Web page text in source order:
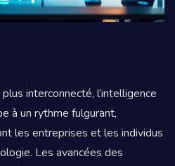
interconnecté, l’intelligence
à un rythme fulgurant,
les entreprises et les individus
Les avancées des